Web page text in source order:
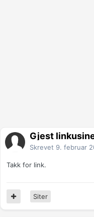
Gjest
Skrevet 9. februar
Takk for link.
Siter